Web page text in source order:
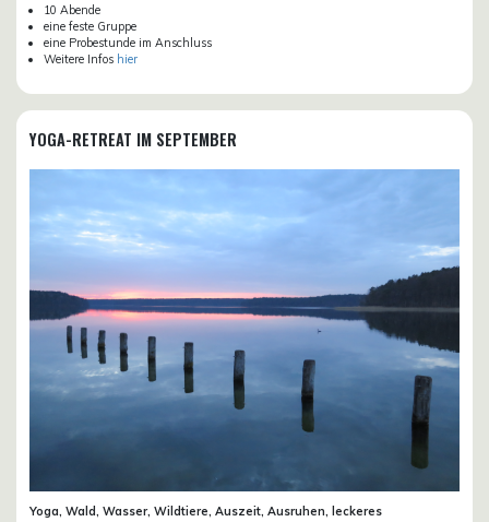
10 Abende
eine feste Gruppe
eine Probestunde im Anschluss
Weitere Infos hier
YOGA-RETREAT IM SEPTEMBER
Yoga, Wald, Wasser, Wildtiere, Auszeit, Ausruhen, leckeres